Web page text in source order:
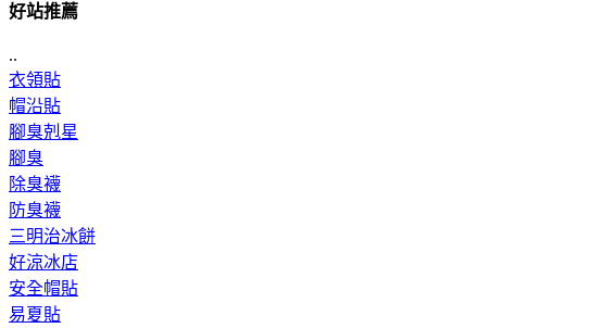
好站推薦
..
衣領貼
帽沿貼
腳臭剋星
腳臭
除臭襪
防臭襪
三明治冰餅
好涼冰店
安全帽貼
易夏貼